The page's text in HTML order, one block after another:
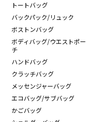
トートバッグ
バックパック/リュック
ボストンバッグ
ボディバッグ/ウエストポー
チ
ハンドバッグ
クラッチバッグ
メッセンジャーバッグ
エコバッグ/サブバッグ
かごバッグ